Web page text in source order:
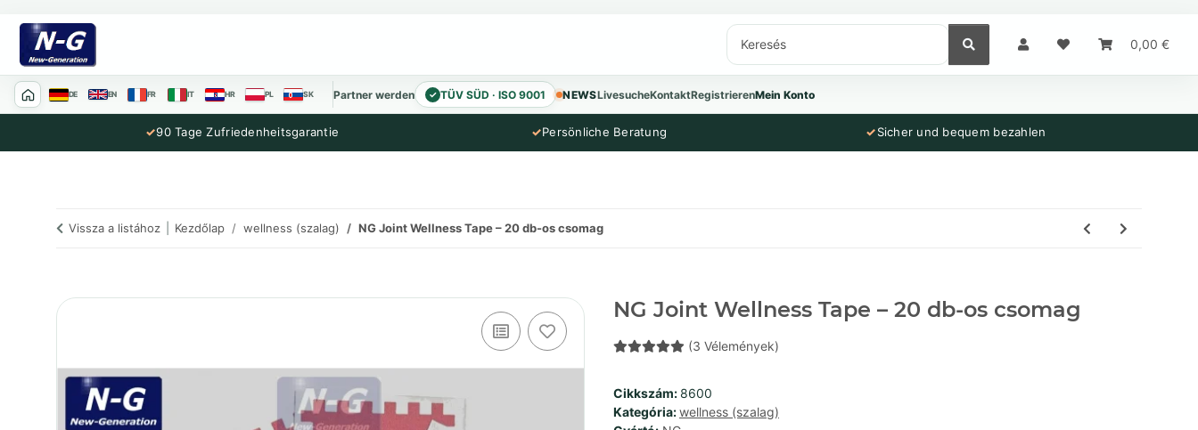
0,00 €
DE EN FR IT HR PL SK Partner werden ✓ TÜV SÜD · ISO 9001 NEWSLivesucheKontaktRegistrierenMein Konto
✓90 Tage Zufriedenheitsgarantie ✓Persönliche Beratung ✓Sicher und bequem bezahlen
Vissza a listához Kezdőlap wellness (szalag) NG Joint Wellness Tape – 20 db-os csomag
NG Joint Wellness Tape – 20 db-os csomag
(3 Vélemények)
Cikkszám: 8600
Kategória:wellness (szalag)